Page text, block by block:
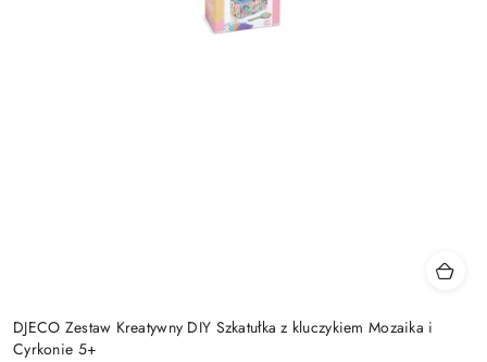
DJECO Zestaw Kreatywny DIY Szkatułka z kluczykiem Mozaika i
Cyrkonie 5+